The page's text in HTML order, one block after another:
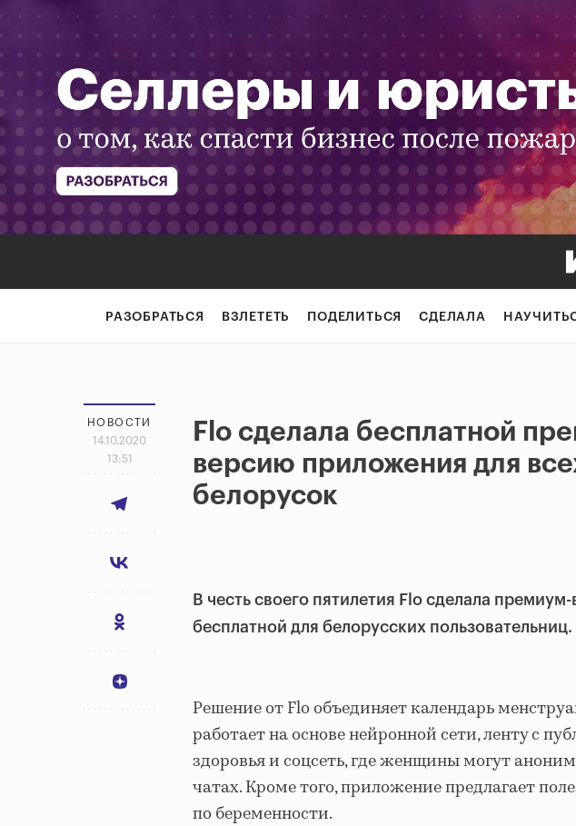
РАЗОБРАТЬСЯ ВЗЛЕТЕТЬ ПОДЕЛИТЬСЯ СДЕЛАЛА
НОВОСТИ
14.10.2020
13:51
Flo сделала бесплатной
версию приложения для
белорусок
В честь своего пятилетия Flo сделала
бесплатной для белорусских
Решение от Flo объединяет календарь
работает на основе нейронной сети, ленту с
здоровья и соцсеть, где женщины могут
чатах. Кроме того, приложение предлагает
по беременности.